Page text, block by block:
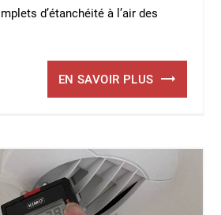
d’étanchéité à l’air des
EN SAVOIR PLUS